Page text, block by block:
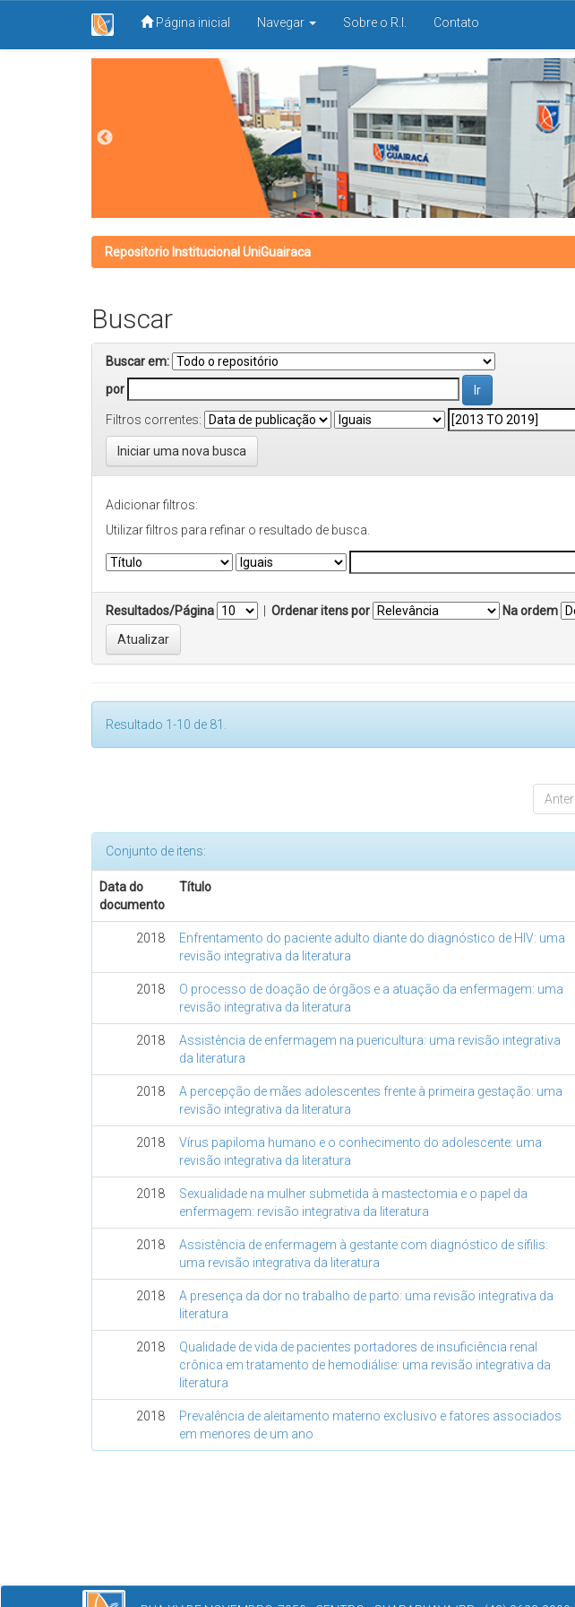
Página inicial Navegar Sobre o R.I. Contato
Repositorio Institucional UniGuairaca
Buscar
Buscar em:
por
Filtros correntes:
Iniciar uma nova busca
Adicionar filtros:
Utilizar filtros para refinar o resultado de busca.
Resultados/Página Ordenar itens por Na ordem
Resultado 1-10 de 81.
Conjunto de itens:
Data do
documento
Título
2018
Enfrentamento do paciente adulto diante do diagnóstico de HIV: uma
revisão integrativa da literatura
2018
O processo de doação de órgãos e a atuação da enfermagem: uma
revisão integrativa da literatura
2018
Assistência de enfermagem na puericultura: uma revisão integrativa
da literatura
2018
A percepção de mães adolescentes frente à primeira gestação: uma
revisão integrativa da literatura
2018
Vírus papiloma humano e o conhecimento do adolescente: uma
revisão integrativa da literatura
2018
Sexualidade na mulher submetida à mastectomia e o papel da
enfermagem: revisão integrativa da literatura
2018
Assistência de enfermagem à gestante com diagnóstico de sífilis:
uma revisão integrativa da literatura
2018
A presença da dor no trabalho de parto: uma revisão integrativa da
literatura
2018
Qualidade de vida de pacientes portadores de insuficiência renal
crônica em tratamento de hemodiálise: uma revisão integrativa da
literatura
2018
Prevalência de aleitamento materno exclusivo e fatores associados
em menores de um ano